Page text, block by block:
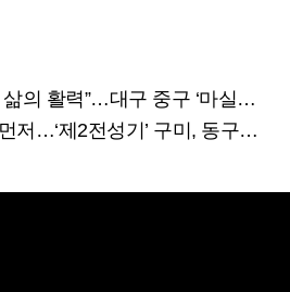
구 중구 ‘마실방앗간’ 어르신들의 인생 2막
제2전성기’ 구미, 동구미역 더 절실